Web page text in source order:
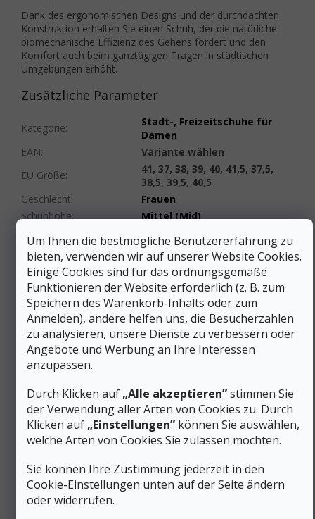
Um Ihnen die bestmögliche Benutzererfahrung zu
bieten, verwenden wir auf unserer Website Cookies.
Einige Cookies sind für das ordnungsgemäße
Funktionieren der Website erforderlich (z. B. zum
Speichern des Warenkorb-Inhalts oder zum
Anmelden), andere helfen uns, die Besucherzahlen
zu analysieren, unsere Dienste zu verbessern oder
Angebote und Werbung an Ihre Interessen
anzupassen.
Durch Klicken auf „Alle akzeptieren”stimmen Sie
der Verwendung aller Arten von Cookies zu. Durch
Klicken auf „Einstellungen” können Sie auswählen,
welche Arten von Cookies Sie zulassen möchten.
Sie können Ihre Zustimmung jederzeit in den
Cookie-Einstellungen unten auf der Seite ändern
oder widerrufen.
Dank des ergonomischen Designs und der durchdachten
Konstruktion erhalten Sie einen Schuh, der die natürliche
biomechanische Effizienz des Gehens fördert und den
Komfort auch beim ganztägigen Tragen in städtischen
Umgebungen erhöht.
Zusätzliche Parameter
Kategorie:
Stadt-, Freizeitschuhe für
Damen
EAN:
Variante wählen
EU Größe:
41, 37, 38, 39, 40, 41,5, 37,5,
38,5, 39,5, 40,5
Geschlecht:
Frauen
Schuhhöhe:
Mittel (Mid)
Schuhweite:
Normal
Membrane
(Wasserfestigkeit):
Membrane
(Wasserfestigkeit)
Farbe :
Schwarz
Gewicht/Paar (g):
491 bis 750 g
Schnürung:
Schnürsenkel
Kategorie (Gruppe) von
Schuhen:
A-Stadt/Reisen,A/B-leichtes
Wandern
Produktart:
Schuhe
Zeitraum:
Sommer, Frühling/Herbst
Schuhkategorie:
Wasserdicht
Für Katzen bestimmt
Nein
#sizes_table#
/velikostni-tabulka-columbia/
Einlaufzeit :
3-7 Tage
Gewicht: